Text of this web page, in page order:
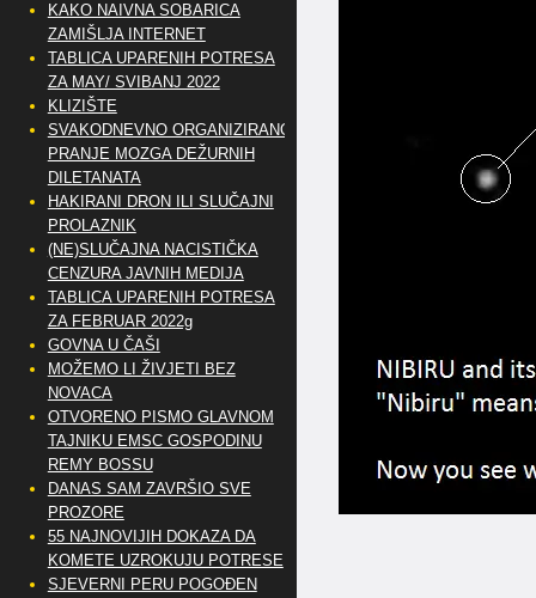
KAKO NAIVNA SOBARICA
ZAMIŠLJA INTERNET
TABLICA UPARENIH POTRESA
ZA MAY/ SVIBANJ 2022
KLIZIŠTE
SVAKODNEVNO ORGANIZIRANO
PRANJE MOZGA DEŽURNIH
DILETANATA
HAKIRANI DRON ILI SLUČAJNI
PROLAZNIK
(NE)SLUČAJNA NACISTIČKA
CENZURA JAVNIH MEDIJA
TABLICA UPARENIH POTRESA
ZA FEBRUAR 2022g
GOVNA U ČAŠI
MOŽEMO LI ŽIVJETI BEZ
NOVACA
OTVORENO PISMO GLAVNOM
TAJNIKU EMSC GOSPODINU
REMY BOSSU
DANAS SAM ZAVRŠIO SVE
PROZORE
55 NAJNOVIJIH DOKAZA DA
KOMETE UZROKUJU POTRESE
SJEVERNI PERU POGOĐEN